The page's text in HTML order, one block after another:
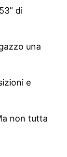
di
una
e
non tutta